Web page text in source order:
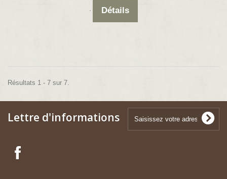
Détails
Résultats 1 - 7 sur 7.
Lettre d'informations